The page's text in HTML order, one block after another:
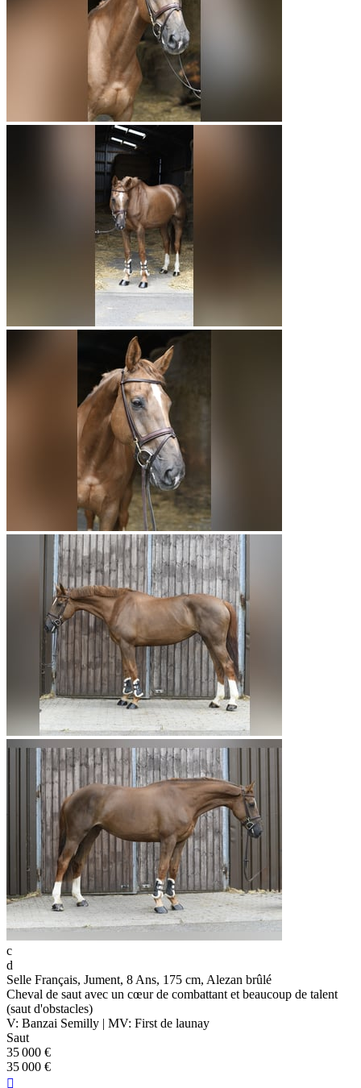
c
d
Selle Français, Jument, 8 Ans, 175 cm, Alezan brûlé
Cheval de saut avec un cœur de combattant et beaucoup de talent
(saut d'obstacles)
V: Banzai Semilly | MV: First de launay
Saut
35 000 €
35 000 €
